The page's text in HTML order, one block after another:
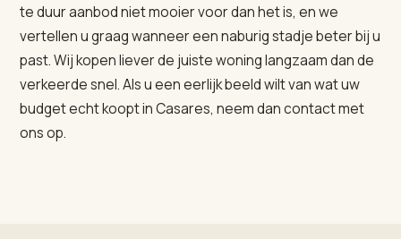
te duur aanbod niet mooier voor dan het is, en we
vertellen u graag wanneer een naburig stadje beter bij u
past. Wij kopen liever de juiste woning langzaam dan de
verkeerde snel. Als u een eerlijk beeld wilt van wat uw
budget echt koopt in Casares, neem dan contact met
ons op.